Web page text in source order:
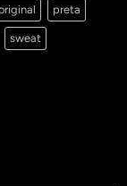
preta
sweat